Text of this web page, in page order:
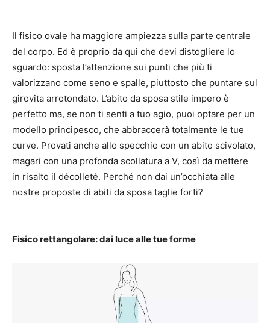
Il fisico ovale ha maggiore ampiezza sulla parte centrale
del corpo. Ed è proprio da qui che devi distogliere lo
sguardo: sposta l’attenzione sui punti che più ti
valorizzano come seno e spalle, piuttosto che puntare sul
girovita arrotondato. L’abito da sposa stile impero è
perfetto ma, se non ti senti a tuo agio, puoi optare per un
modello principesco, che abbraccerà totalmente le tue
curve. Provati anche allo specchio con un abito scivolato,
magari con una profonda scollatura a V, così da mettere
in risalto il décolleté. Perché non dai un’occhiata alle
nostre proposte di abiti da sposa taglie forti?
Fisico rettangolare: dai luce alle tue forme